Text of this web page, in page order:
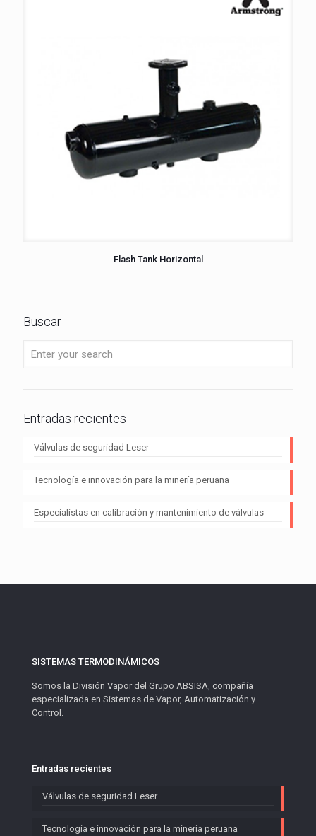
Flash Tank Horizontal
Buscar
Entradas recientes
Válvulas de seguridad Leser
Tecnología e innovación para la minería peruana
Especialistas en calibración y mantenimiento de válvulas
SISTEMAS TERMODINÁMICOS
Somos la División Vapor del Grupo ABSISA, compañía
especializada en Sistemas de Vapor, Automatización y
Control.
Entradas recientes
Válvulas de seguridad Leser
Tecnología e innovación para la minería peruana